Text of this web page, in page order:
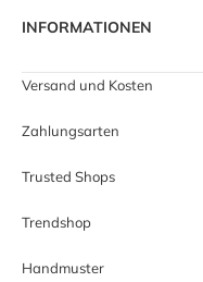
INFORMATIONEN
Versand und Kosten
Zahlungsarten
Trusted Shops
Trendshop
Handmuster